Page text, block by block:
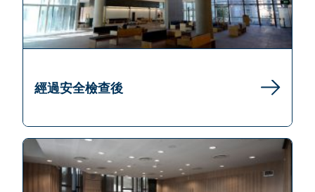
經過安全檢查後